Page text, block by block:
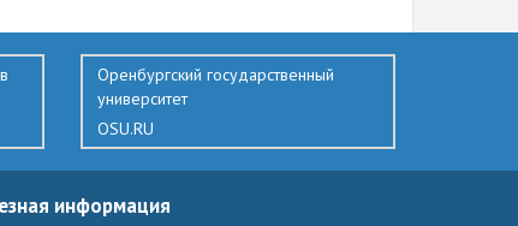
Оренбургский государственный
университет
OSU.RU
информация